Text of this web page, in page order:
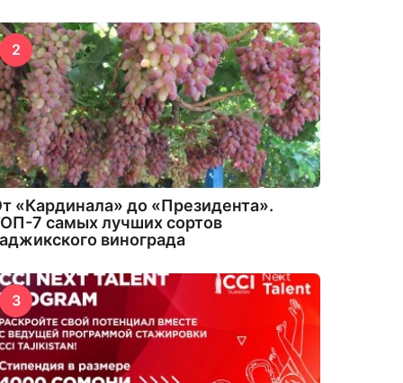
2
«Кардинала» до «Президента».
7 самых лучших сортов
винограда
3